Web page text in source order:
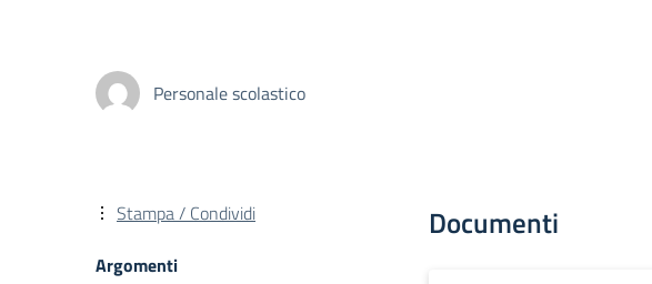
Personale scolastico
Documenti
Stampa / Condividi
Argomenti